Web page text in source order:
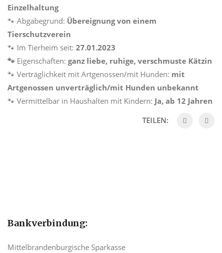
Einzelhaltung
🐾 Abgabegrund: Übereignung von einem
Tierschutzverein
🐾 Im Tierheim seit: 27.01.2023
🐾 Eigenschaften: ganz liebe, ruhige, verschmuste Kätzin
🐾 Verträglichkeit mit Artgenossen/mit Hunden: mit
Artgenossen unverträglich/mit Hunden unbekannt
🐾 Vermittelbar in Haushalten mit Kindern: Ja, ab 12 Jahren
TEILEN:
Bankverbindung:
Mittelbrandenburgische Sparkasse